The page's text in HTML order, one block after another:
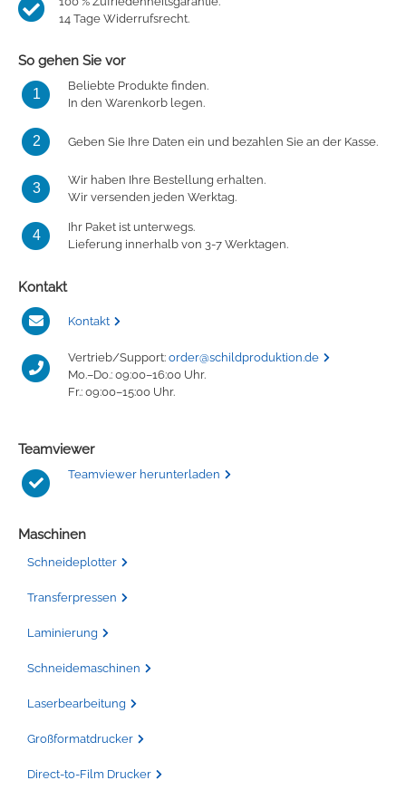
14 Tage Widerrufsrecht.
So gehen Sie vor
1
Beliebte Produkte finden.
In den Warenkorb legen.
2 Geben Sie Ihre Daten ein und bezahlen Sie an der Kasse.
3
Wir haben Ihre Bestellung erhalten.
Wir versenden jeden Werktag.
4
Ihr Paket ist unterwegs.
Lieferung innerhalb von 3-7 Werktagen.
Kontakt
Kontakt
Vertrieb/Support: order@schildproduktion.de
Mo.–Do.: 09:00–16:00 Uhr.
Fr.: 09:00–15:00 Uhr.
Teamviewer
Teamviewer herunterladen
Maschinen
Schneideplotter
Transferpressen
Laminierung
Schneidemaschinen
Laserbearbeitung
Großformatdrucker
Direct-to-Film Drucker